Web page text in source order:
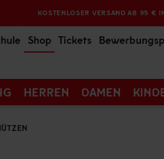
KOSTENLOSER VERSAND AB 95 €
Shop Tickets
HERREN DAMEN